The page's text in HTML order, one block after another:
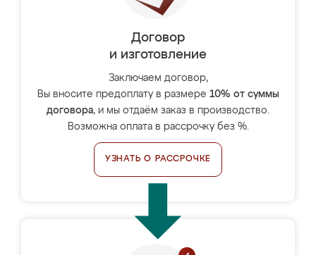
Договор
и изготовление
Заключаем договор,
Вы вносите предоплату в размере 10% от суммы
договора, и мы отдаём заказ в производство.
Возможна оплата в рассрочку без %.
УЗНАТЬ О РАССРОЧКЕ